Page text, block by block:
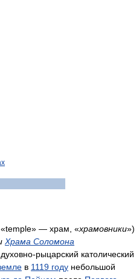
«temple» — храм, «храмовники»)
Храма Соломона
рыцарский католический
в 1119 году небольшой